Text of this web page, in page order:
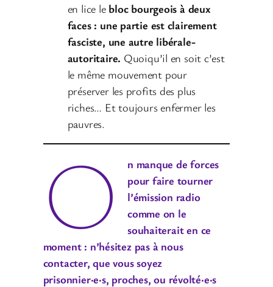
en lice le bloc bourgeois à deux
faces : une partie est clairement
fasciste, une autre libérale-
autoritaire. Quoiqu’il en soit c’est
le même mouvement pour
préserver les profits des plus
riches… Et toujours enfermer les
pauvres.
O
n manque de forces
pour faire tourner
l’émission radio
comme on le
souhaiterait en ce
moment : n’hésitez pas à nous
contacter, que vous soyez
prisonnier·e·s, proches, ou révolté·e·s